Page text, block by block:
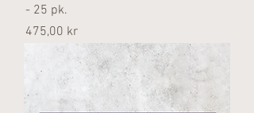
- 25 pk.
Pris
475,00 kr